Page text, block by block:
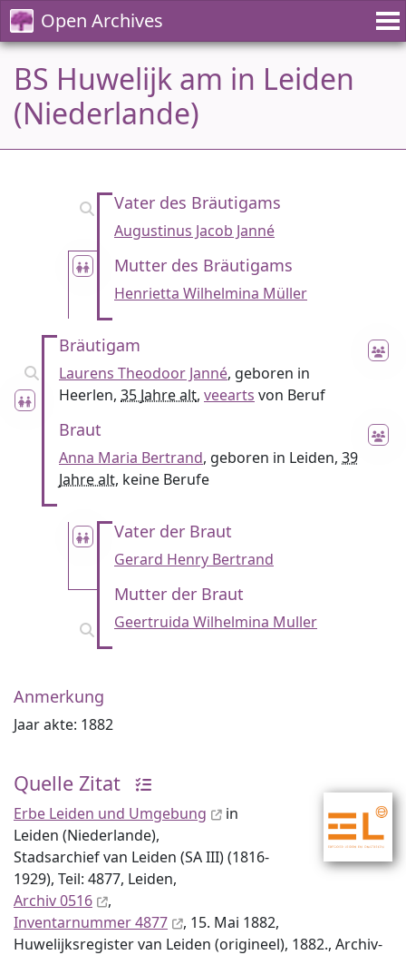
Open Archives
BS Huwelijk am in Leiden
(Niederlande)
Vater des Bräutigams
Augustinus Jacob Janné
Mutter des Bräutigams
Henrietta Wilhelmina Müller
Bräutigam
Laurens Theodoor Janné, geboren in
Heerlen, 35 Jahre alt, veearts von Beruf
Braut
Anna Maria Bertrand, geboren in Leiden, 39
Jahre alt, keine Berufe
Vater der Braut
Gerard Henry Bertrand
Mutter der Braut
Geertruida Wilhelmina Muller
Anmerkung
Jaar akte: 1882
Quelle Zitat
Erbe Leiden und Umgebung
in
Leiden (Niederlande),
Stadsarchief van Leiden (SA III) (1816-
1929), Teil: 4877, Leiden,
Archiv 0516
,
Inventar­nummer 4877
, 15. Mai 1882,
Huwelijksregister van Leiden (origineel), 1882., Archiv­